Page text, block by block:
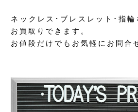
ネックレス･ブレスレット･指輪
お買取りできます。
お値段だけでもお気軽にお問合